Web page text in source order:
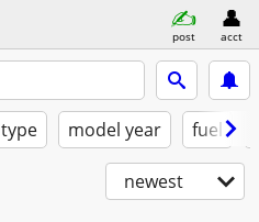
post acct
type model year fuel
newest